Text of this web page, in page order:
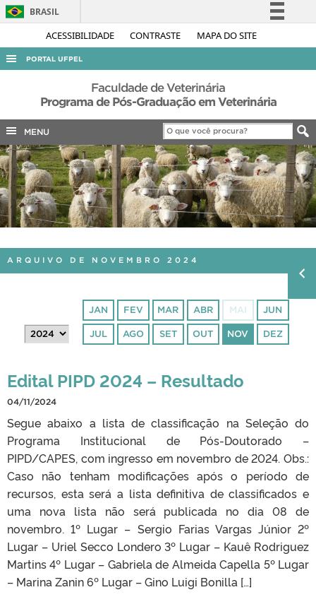
ACESSIBILIDADE CONTRASTE MAPA DO SITE
BRASIL
Simplifique!
Acesso à informação
Legislação
Canais
PORTAL UFPEL
ACESSO À INFORMAÇÃO
AUDITORIA
COBALTO
CONCURSOS
EDITAIS
INTERNACIONAL
OUVIDORIA
TELEFONES
Faculdade de Veterinária
Programa de Pós-Graduação em Veterinária
MENU
ARQUIVO DE NOVEMBRO 2024
JAN FEV MAR ABR MAI JUN
JUL AGO SET OUT NOV DEZ
Edital PIPD 2024 – Resultado
04/11/2024
Segue abaixo a lista de classificação na Seleção do
Programa Institucional de Pós-Doutorado –
PIPD/CAPES, com ingresso em novembro de 2024. Obs.:
Caso não tenham modificações após o período de
recursos, esta será a lista definitiva de classificados e
uma nova lista não será publicada no dia 08 de
novembro. 1º Lugar – Sergio Farias Vargas Júnior 2º
Lugar – Uriel Secco Londero 3º Lugar – Kauê Rodriguez
Martins 4º Lugar – Gabriela de Almeida Capella 5º Lugar
– Marina Zanin 6º Lugar – Gino Luigi Bonilla […]